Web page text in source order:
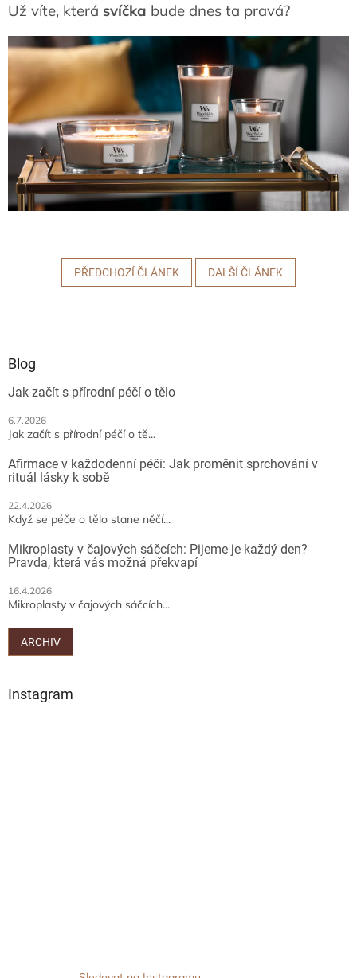
Už víte, která svíčka bude dnes ta pravá?
PŘEDCHOZÍ ČLÁNEK DALŠÍ ČLÁNEK
Blog
Jak začít s přírodní péčí o tělo
6.7.2026
Jak začít s přírodní péčí o tě...
Afirmace v každodenní péči: Jak proměnit sprchování v
rituál lásky k sobě
22.4.2026
Když se péče o tělo stane něčí...
Mikroplasty v čajových sáčcích: Pijeme je každý den?
Pravda, která vás možná překvapí
16.4.2026
Mikroplasty v čajových sáčcích...
ARCHIV
Instagram